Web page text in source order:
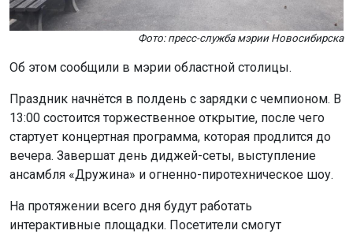
Фото: пресс-служба мэрии Новосибирска
Об этом сообщили в мэрии областной столицы.
Праздник начнётся в полдень с зарядки с чемпионом. В
13:00 состоится торжественное открытие, после чего
стартует концертная программа, которая продлится до
вечера. Завершат день диджей-сеты, выступление
ансамбля «Дружина» и огненно-пиротехническое шоу.
На протяжении всего дня будут работать
интерактивные площадки. Посетители смогут